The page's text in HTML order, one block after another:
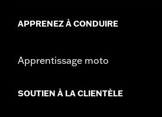
APPRENEZ À CONDUIRE
Apprentissage moto
SOUTIEN À LA CLIENTÈLE